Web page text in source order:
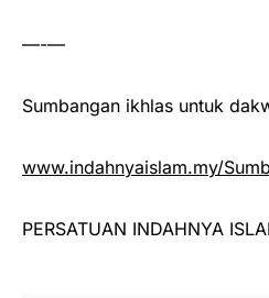
—-—
Sumbangan ikhlas untuk
www.indahnyaislam.my/
PERSATUAN INDAHNYA